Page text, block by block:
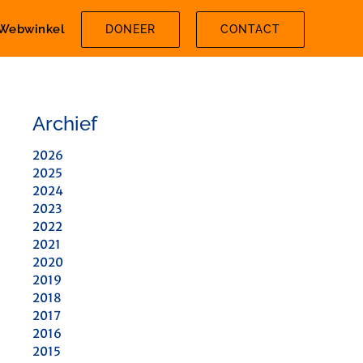
DONEER CONTACT
Archief
2026
2025
2024
2023
2022
2021
2020
2019
2018
2017
2016
2015